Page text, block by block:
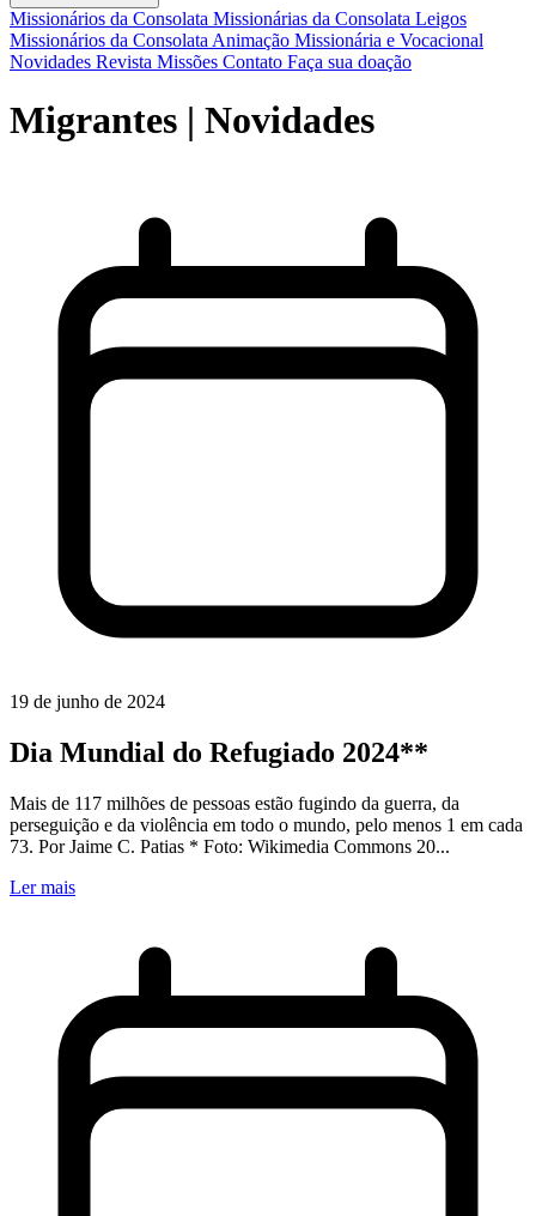
Missionários da Consolata Missionárias da Consolata Leigos
Missionários da Consolata Animação Missionária e Vocacional
Novidades Revista Missões Contato Faça sua doação
Migrantes | Novidades
19 de junho de 2024
Dia Mundial do Refugiado 2024**
Mais de 117 milhões de pessoas estão fugindo da guerra, da
perseguição e da violência em todo o mundo, pelo menos 1 em cada
73. Por Jaime C. Patias * Foto: Wikimedia Commons 20...
Ler mais